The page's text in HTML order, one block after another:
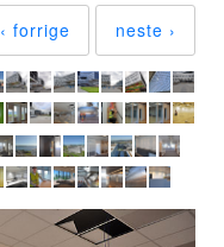
‹ forrige neste ›